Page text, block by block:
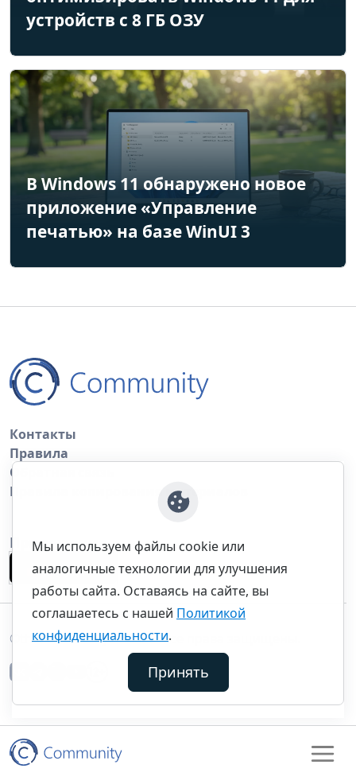
устройств с 8 ГБ ОЗУ
В Windows 11 обнаружено новое
приложение «Управление
печатью» на базе WinUI 3
Контакты
Правила
Обратная связь
Правила копирования материалов
Приложение
©thecommunity.ru 2026. Все права защищены.
Мы используем файлы cookie или
аналогичные технологии для улучшения
работы сайта. Оставаясь на сайте, вы
соглашаетесь с нашей Политикой
конфиденциальности.
Принять